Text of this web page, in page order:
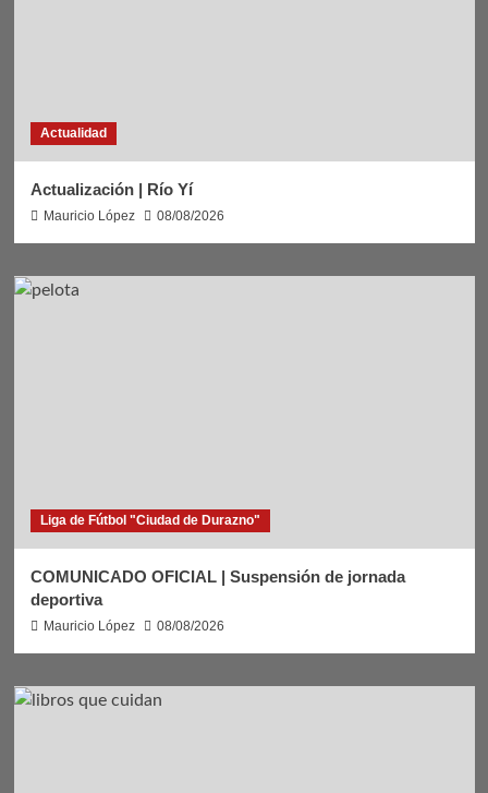
Actualidad
Actualización | Río Yí
Mauricio López 08/08/2026
Liga de Fútbol "Ciudad de Durazno"
COMUNICADO OFICIAL | Suspensión de jornada
deportiva
Mauricio López 08/08/2026